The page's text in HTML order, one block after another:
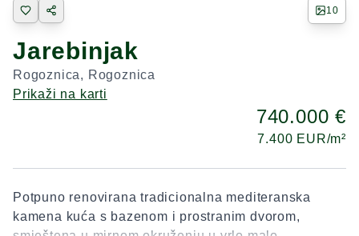
10
Jarebinjak
Rogoznica, Rogoznica
Prikaži na karti
740.000 €
7.400 EUR/m²
Potpuno renovirana tradicionalna mediteranska
kamena kuća s bazenom i prostranim dvorom,